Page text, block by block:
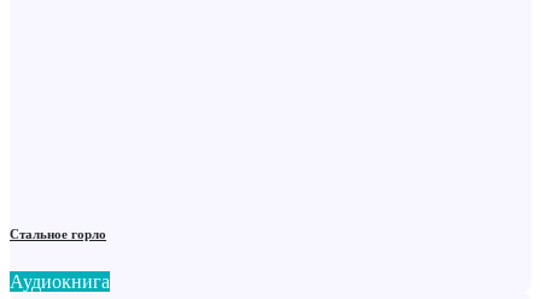
Стальное горло
Аудиокнига